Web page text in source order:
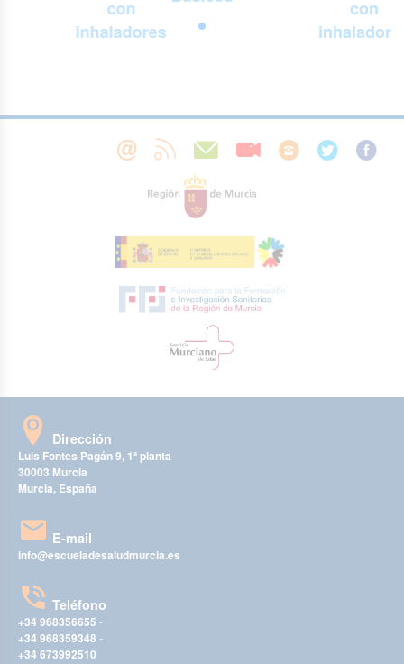
con
inhaladores
con
Dirección
Luis Fontes Pagán 9, 1ª planta
30003 Murcia
Murcia, España
E-mail
info@escueladesaludmurcia.es
Teléfono
+34 968356655 -
+34 968359348 -
+34 673992510